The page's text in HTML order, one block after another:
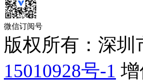
微信订阅号
版权所有：深
15010928号-1